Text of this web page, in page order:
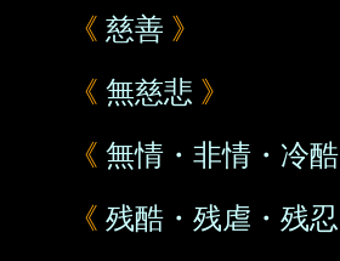
《 慈善 》
《 無慈悲 》
《 無情・非情・冷酷
《 残酷・残虐・残忍